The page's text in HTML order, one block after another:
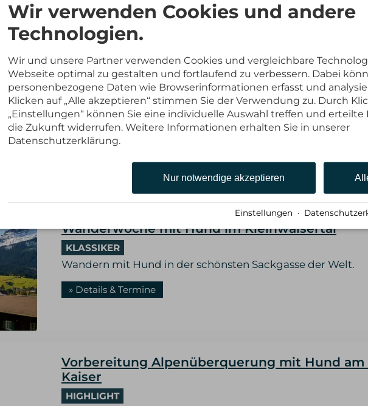
mit Hund
» Details & Termine
Die schönsten Routen rund um den Wilden
TOP-TOUR
Entdecke die Perle Tirols bei diesem einzigartigen
mit Hund.
Wanderwoche mit Hund im Kleinwalsertal
KLASSIKER
Wandern mit Hund in der schönsten Sackgasse der Welt.
» Details & Termine
Vorbereitung Alpenüberquerung mit Hund am
Kaiser
HIGHLIGHT
Wir verwenden Cookies und andere
Technologien.
Wir und unsere Partner verwenden Cookies und vergleichbare
Webseite optimal zu gestalten und fortlaufend zu verbessern. Dabei
personenbezogene Daten wie Browserinformationen erfasst und
Klicken auf „Alle akzeptieren“ stimmen Sie der Verwendung zu. Durch
„Einstellungen“ können Sie eine individuelle Auswahl treffen und
die Zukunft widerrufen. Weitere Informationen erhalten Sie in unserer
Datenschutzerklärung.
Nur notwendige akzeptieren
Einstellungen ·